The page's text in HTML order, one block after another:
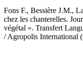
Fons F., Bessière J.M.,
chez les chanterelles.
végétal ». Transfert
/ Agropolis International